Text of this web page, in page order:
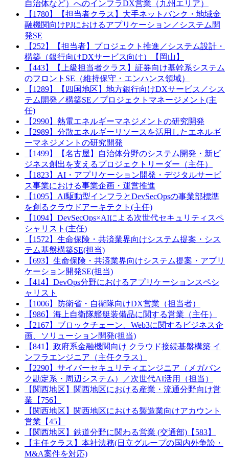
自治体など）へのインフラDX営業（九州エリア）
【1780】【担当者クラス】大手ネットバンク・地域金
融機関向けPJにおけるアプリケーション／システム開
発SE
【252】【担当者】プロジェクト推進／システム設計・
構築（銀行向けDXサービス向け）【岡山】
【443】【上級担当者クラス】証券向け基幹系システム
のフロントSE（維持保守・エンハンス領域）
【1289】【四国地区】地方銀行向けDXサービス／シス
テム開発／構築SE／プロジェクトマネージメント(主
任)
【2990】熱電エネルギーマネジメントの研究開発
【2989】分散エネルギーリソースを活用したエネルギ
ーマネジメントの研究開発
【1499】【名古屋】自治体分野のシステム開発・新ビ
ジネス創出を支えるプロジェクトリーダー（主任）
【1823】AI・アプリケーション開発・デジタルサービ
ス事業における事業企画・運営推進
【1095】AI駆動型インフラとDevSecOpsの事業部標準
を創るクラウドアーキテクト(主任)
【1094】DevSecOps×AIによる次世代セキュリティスペ
シャリスト(主任)
【1572】生命保険・共済業界向けシステム提案・シス
テム基盤構築SE(担当)
【693】生命保険・共済業界向けシステム提案・アプリ
ケーション開発SE(担当)
【414】DevOps分野におけるアプリケーションスペシ
ャリスト
【1006】防衛省・自衛隊向けDX営業（担当者）
【986】海上自衛隊艦艇装備品に関する営業（主任）
【2167】ブロックチェーン、Web3に関するビジネス企
画、ソリューション開発(担当)
【841】政府系金融機関向け クラウド接続基盤構築 イ
ンフラエンジニア（主任クラス）
【2290】サイバーセキュリティエンジニア（メガバン
ク勘定系・周辺システム）／次世代AI活用（担当）
【関西地区】関西地区における産業・流通分野向け営
業【756】
【関西地区】関西地区における製造業向けアカウント
営業【45】
【関西地区】鉄道分野に関わる営業 (交通部)【583】
【主任クラス】本社法務(日立グループの国内外争訟・
M&A案件を対応)